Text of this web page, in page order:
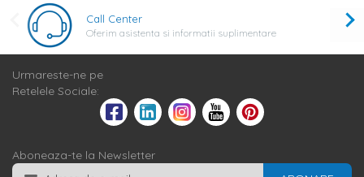
Call Center
Oferim asistenta si informatii suplimentare
Urmareste-ne pe
Retelele Sociale:
Aboneaza-te la Newsletter